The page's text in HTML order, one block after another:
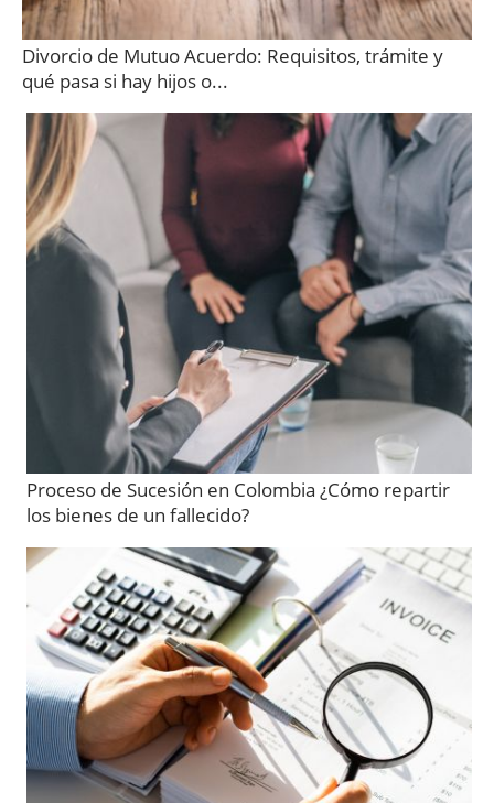
Divorcio de Mutuo Acuerdo: Requisitos, trámite y
qué pasa si hay hijos o...
Proceso de Sucesión en Colombia ¿Cómo repartir
los bienes de un fallecido?